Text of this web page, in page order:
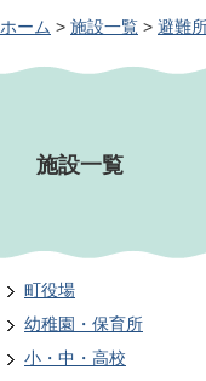
ホーム > 施設一覧 > 避難
施設一覧
町役場
幼稚園・保育所
小・中・高校